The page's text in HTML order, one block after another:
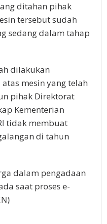
ditahan pihak
tersebut sudah
sedang dalam tahap
dilakukan
mesin yang telah
pihak Direktorat
Kementerian
tidak membuat
di tahun
dalam pengadaan
saat proses e-